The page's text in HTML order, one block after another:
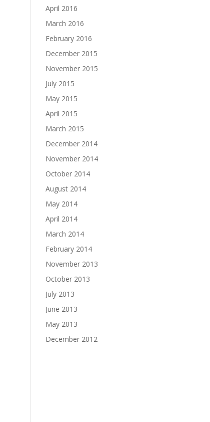
April 2016
March 2016
February 2016
December 2015
November 2015
July 2015
May 2015
April 2015
March 2015
December 2014
November 2014
October 2014
August 2014
May 2014
April 2014
March 2014
February 2014
November 2013
October 2013
July 2013
June 2013
May 2013
December 2012